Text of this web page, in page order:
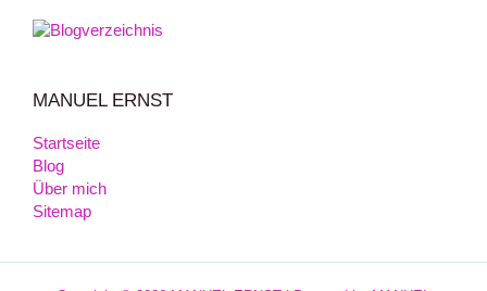
MANUEL ERNST
Startseite
Blog
Über mich
Sitemap